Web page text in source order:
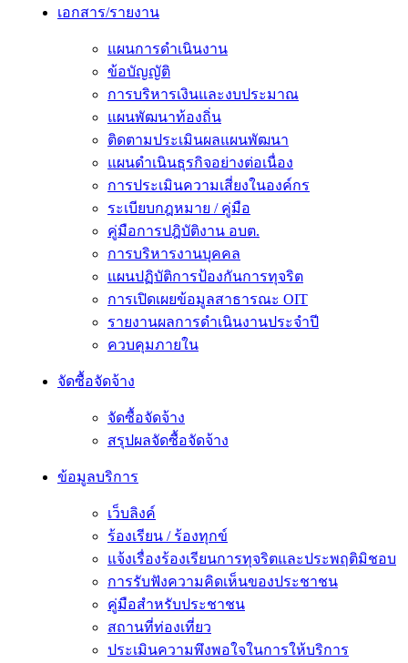
เอกสาร/รายงาน
แผนการดำเนินงาน
ข้อบัญญัติ
การบริหารเงินและงบประมาณ
แผนพัฒนาท้องถิ่น
ติดตามประเมินผลแผนพัฒนา
แผนดำเนินธุรกิจอย่างต่อเนื่อง
การประเมินความเสี่ยงในองค์กร
ระเบียบกฎหมาย / คู่มือ
คู่มือการปฎิบัติงาน อบต.
การบริหารงานบุคคล
แผนปฏิบัติการป้องกันการทุจริต
การเปิดเผยข้อมูลสาธารณะ OIT
รายงานผลการดำเนินงานประจำปี
ควบคุมภายใน
จัดซื้อจัดจ้าง
จัดซื้อจัดจ้าง
สรุปผลจัดซื้อจัดจ้าง
ข้อมูลบริการ
เว็บลิงค์
ร้องเรียน / ร้องทุกข์
แจ้งเรื่องร้องเรียนการทุจริตและประพฤติมิชอบ
การรับฟังความคิดเห็นของประชาชน
คู่มือสำหรับประชาชน
สถานที่ท่องเที่ยว
ประเมินความพึงพอใจในการให้บริการ